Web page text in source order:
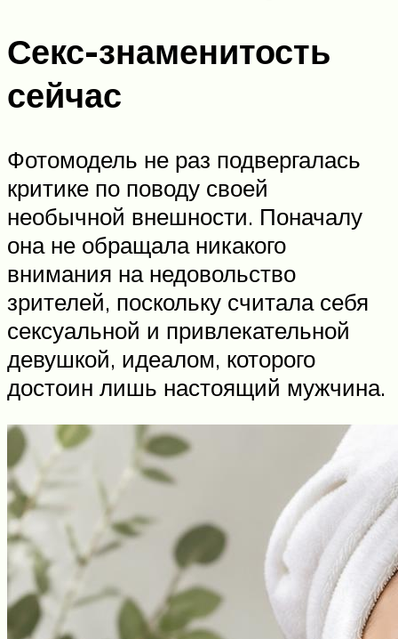
Секс-знаменитость
сейчас
Фотомодель не раз подвергалась
критике по поводу своей
необычной внешности. Поначалу
она не обращала никакого
внимания на недовольство
зрителей, поскольку считала себя
сексуальной и привлекательной
девушкой, идеалом, которого
достоин лишь настоящий мужчина.